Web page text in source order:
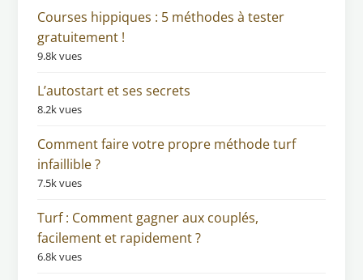
Courses hippiques : 5 méthodes à tester
gratuitement !
9.8k vues
L’autostart et ses secrets
8.2k vues
Comment faire votre propre méthode turf
infaillible ?
7.5k vues
Turf : Comment gagner aux couplés,
facilement et rapidement ?
6.8k vues